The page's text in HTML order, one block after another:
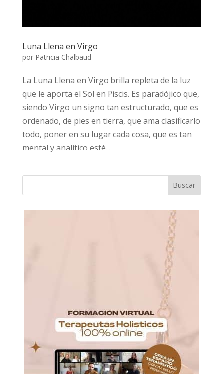
Luna Llena en Virgo
por Patricia Chalbaud
La Luna Llena en Virgo brilla repleta de la luz
que le aporta el Sol en Piscis. Es paradójico que,
siendo Virgo un signo tan estructurado, que es
ordenado, de pies en tierra, que ama clasificarlo
todo, poner en su lugar cada cosa, que es tan
mental y analítico esté...